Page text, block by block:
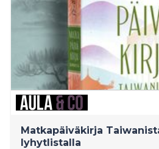
Matkapäiväkirja
lyhytlistalla